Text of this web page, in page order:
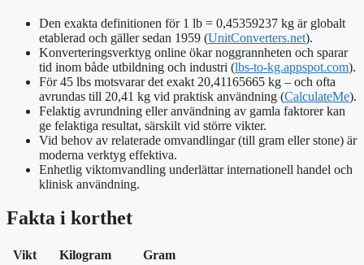
Den exakta definitionen för 1 lb = 0,45359237 kg är globalt
etablerad och gäller sedan 1959 (UnitConverters.net).
Konverteringsverktyg online ökar noggrannheten och sparar
tid inom både utbildning och industri (lbs-to-kg.appspot.com).
För 45 lbs motsvarar det exakt 20,41165665 kg – och ofta
avrundas till 20,41 kg vid praktisk användning (CalculateMe).
Felaktig avrundning eller användning av gamla faktorer kan
ge felaktiga resultat, särskilt vid större vikter.
Vid behov av relaterade omvandlingar (till gram eller stone) är
moderna verktyg effektiva.
Enhetlig viktomvandling underlättar internationell handel och
klinisk användning.
Fakta i korthet
Vikt Kilogram
Gram